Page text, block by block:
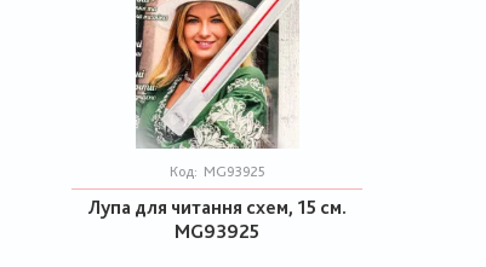
Код: MG93925
Лупа для читання схем, 15 см.
MG93925